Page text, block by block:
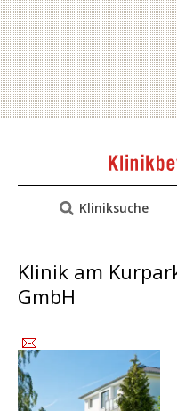
Kliniksuche
Klinik am
GmbH